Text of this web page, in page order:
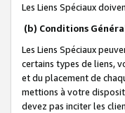
Les Liens Spéciaux
(b) Conditions
Les Liens Spéciaux
certains types de liens,
et du placement de
mettions à votre
devez pas inciter les